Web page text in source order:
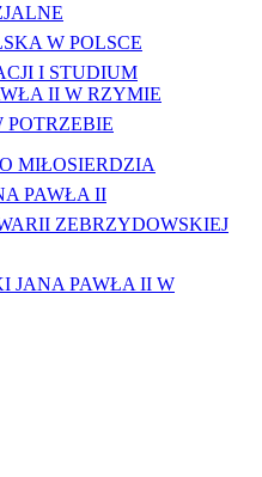
W POLSCE
I STUDIUM
II W RZYMIE
POTRZEBIE
MIŁOSIERDZIA
PAWŁA II
ZEBRZYDOWSKIEJ
JANA PAWŁA II W